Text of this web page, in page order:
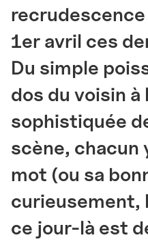
recrudescence
1er avril ces
Du simple
dos du voisin à
sophistiquée
scène, chacun
mot (ou sa
curieusement,
ce jour-là est